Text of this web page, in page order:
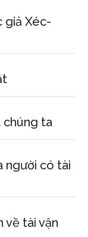
giả Xéc-
chúng ta
người có tài
về tài vận